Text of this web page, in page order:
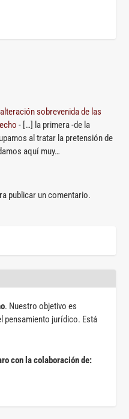
sobrevenida de las
- […] la primera -de la
al tratar la pretensión de
aquí muy…
publicar un comentario.
. Nuestro objetivo es
pensamiento jurídico. Está
con la colaboración de: